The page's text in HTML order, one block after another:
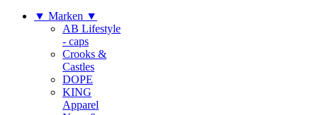
▼ Marken ▼
AB Lifestyle
- caps
Crooks &
Castles
DOPE
KING
Apparel